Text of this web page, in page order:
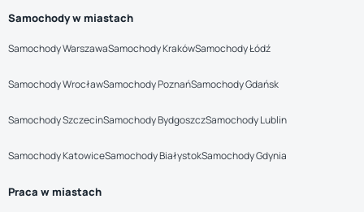
Samochody w miastach
Samochody WarszawaSamochody KrakówSamochody Łódź
Samochody WrocławSamochody PoznańSamochody Gdańsk
Samochody SzczecinSamochody BydgoszczSamochody Lublin
Samochody KatowiceSamochody BiałystokSamochody Gdynia
Praca w miastach